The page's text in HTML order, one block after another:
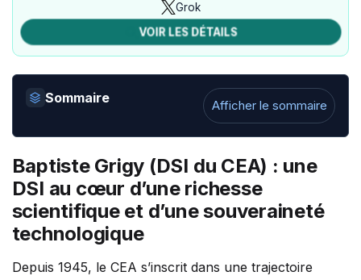
Gemini
Perplexity
Grok
Ouvrir
avec
Grok
VOIR LES DÉTAILS
Sommaire Afficher le sommaire
Baptiste Grigy (DSI du CEA) : une
DSI au cœur d’une richesse
scientifique et d’une souveraineté
technologique
Depuis 1945, le CEA s’inscrit dans une trajectoire